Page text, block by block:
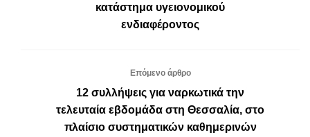
κατάστημα υγειονομικού
ενδιαφέροντος
Επόμενο άρθρο
12 συλλήψεις για ναρκωτικά την
τελευταία εβδομάδα στη Θεσσαλία, στο
πλαίσιο συστηματικών καθημερινών